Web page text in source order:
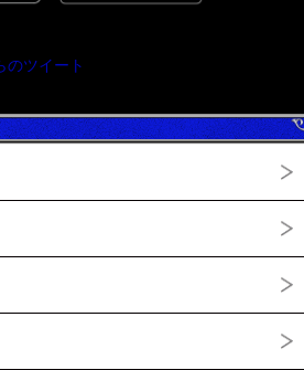
のツイート